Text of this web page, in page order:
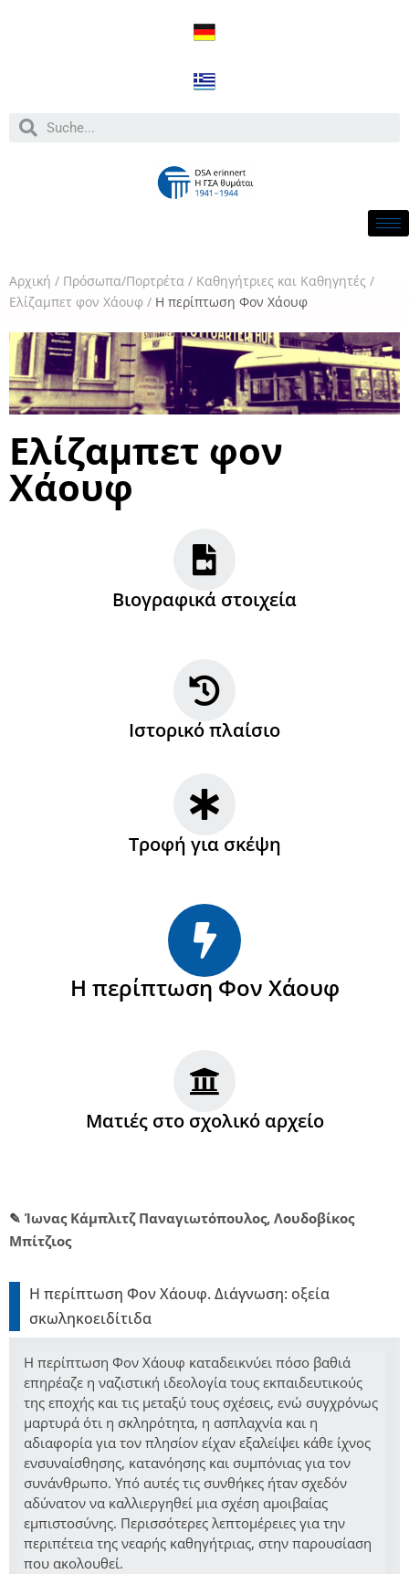
Aρχική / Πρόσωπα/Πορτρέτα / Καθηγήτριες και Καθηγητές /
Ελίζαμπετ φον Χάουφ / H περίπτωση Φον Χάουφ
Ελίζαμπετ φον
Χάουφ
Βιογραφικά στοιχεία
Ιστορικό πλαίσιο
Τροφή για σκέψη
Η περίπτωση Φον Χάουφ
Ματιές στο σχολικό αρχείο
✎ ΊωναςΚάμπλιτζΠαναγιωτόπουλος, Λουδοβίκος
Μπίτζιος
Η περίπτωση Φον Χάουφ. Διάγνωση: οξεία
σκωληκοειδίτιδα
Η περίπτωση Φον Χάουφ καταδεικνύει πόσο βαθιά
επηρέαζε η ναζιστική ιδεολογία τους εκπαιδευτικούς
της εποχής και τις μεταξύ τους σχέσεις, ενώ συγχρόνως
μαρτυρά ότι η σκληρότητα, η ασπλαχνία και η
αδιαφορία για τον πλησίον είχαν εξαλείψει κάθε ίχνος
ενσυναίσθησης, κατανόησης και συμπόνιας για τον
συνάνθρωπο. Υπό αυτές τις συνθήκες ήταν σχεδόν
αδύνατον να καλλιεργηθεί μια σχέση αμοιβαίας
εμπιστοσύνης. Περισσότερες λεπτομέρειες για την
περιπέτεια της νεαρής καθηγήτριας, στην παρουσίαση
που ακολουθεί.